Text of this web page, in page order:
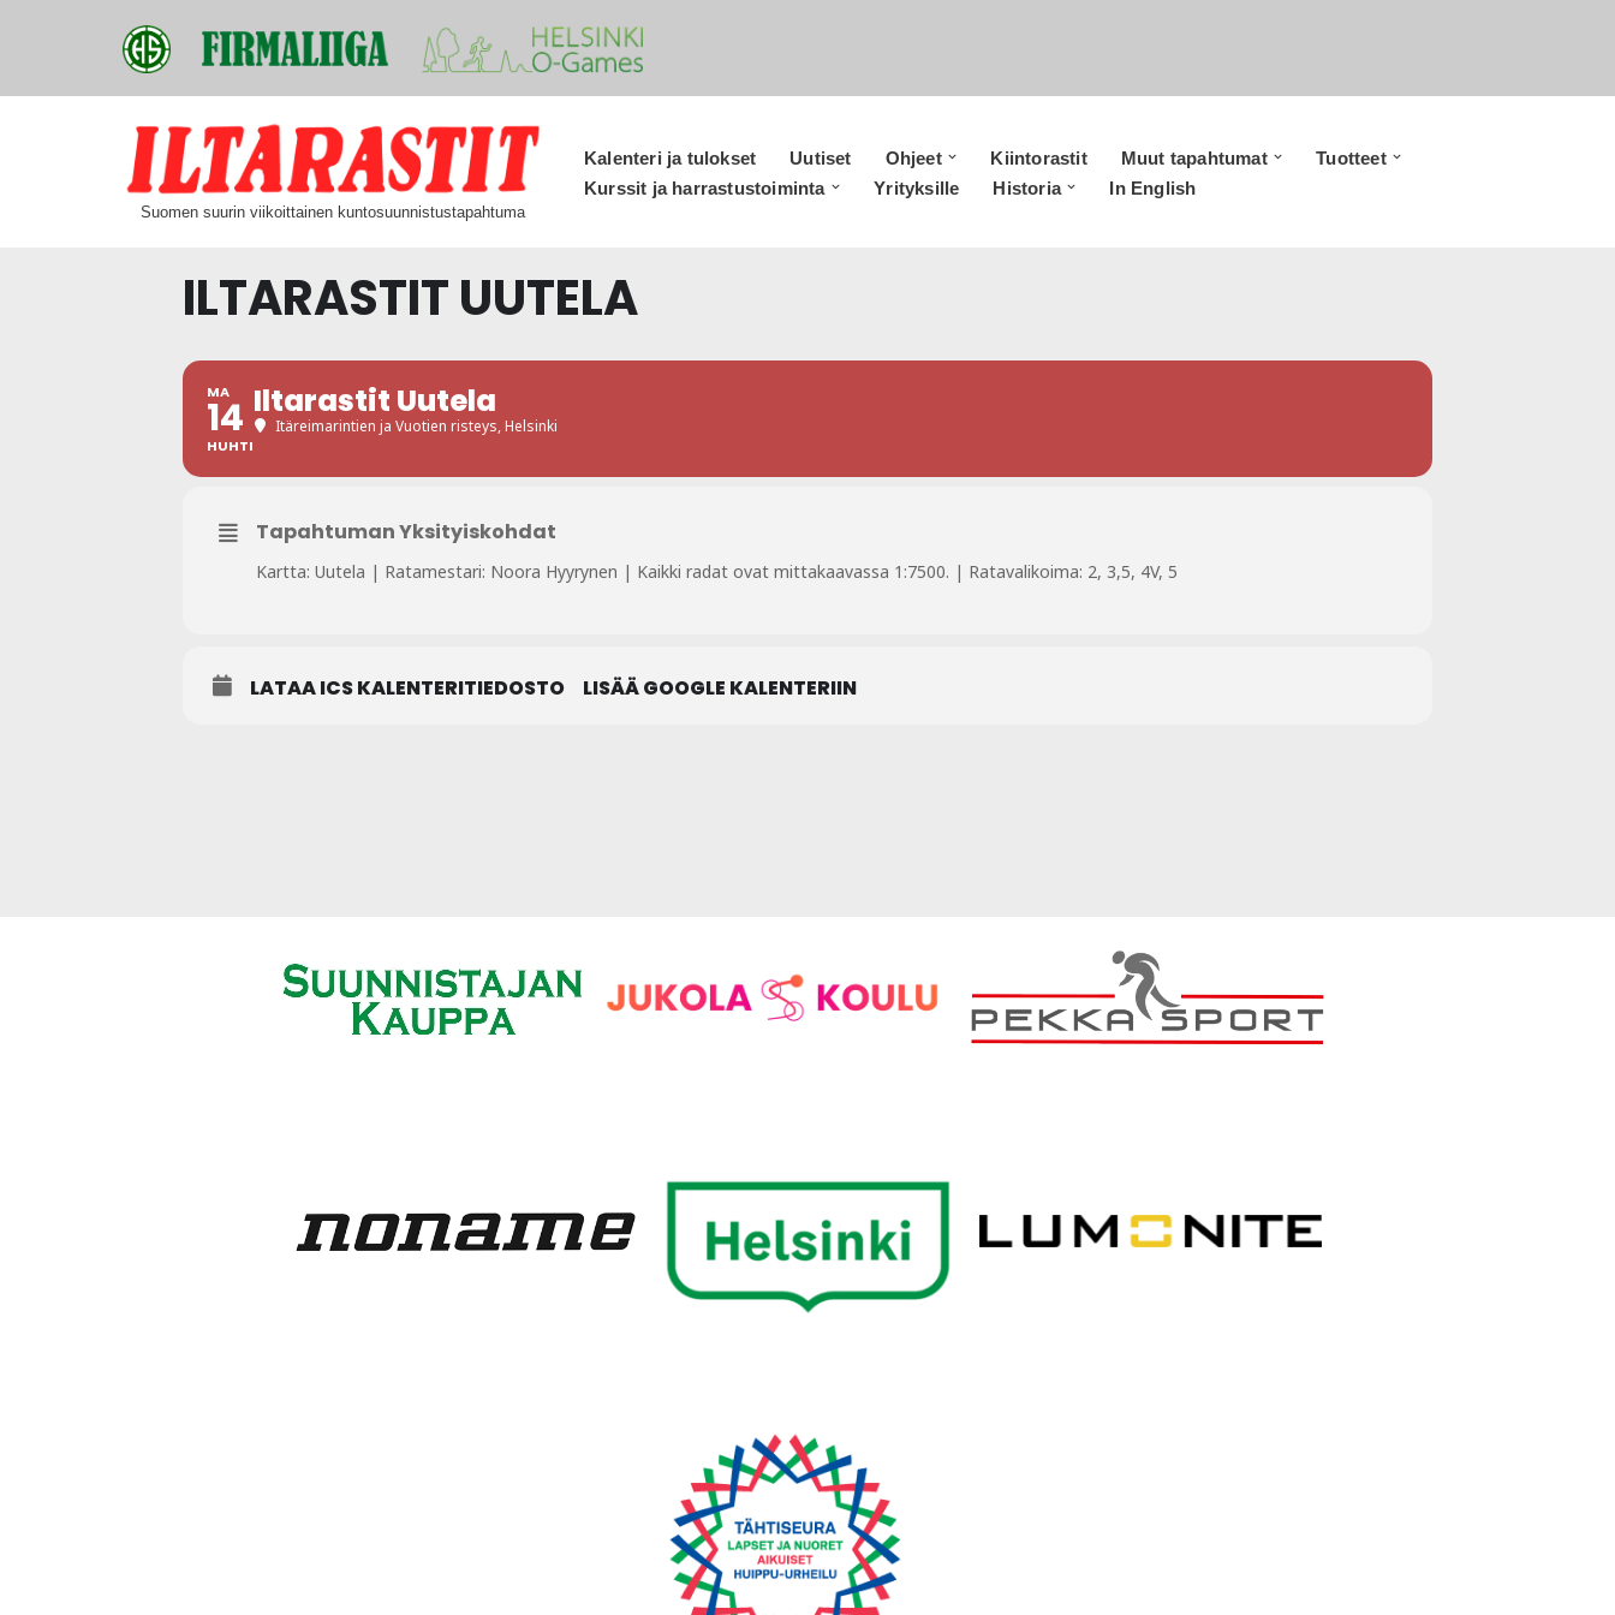
Suomen suurin viikoittainen kuntosuunnistustapahtuma
Kalenteri ja tulokset Uutiset Ohjeet Kiintorastit Muut tapahtumat
Tuotteet
Kurssit ja harrastustoiminta
Yrityksille Historia In English
ILTARASTIT UUTELA
MA
14
HUHTI
Iltarastit Uutela
Itäreimarintien ja Vuotien risteys, Helsinki
Tapahtuman Yksityiskohdat
Kartta: Uutela | Ratamestari: Noora Hyyrynen | Kaikki radat ovat mittakaavassa 1:7500. | Ratavalikoima: 2, 3,5, 4V, 5
LATAA ICS KALENTERITIEDOSTO LISÄÄ GOOGLE KALENTERIIN